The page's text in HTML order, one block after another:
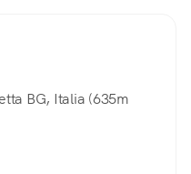
BG, Italia (635m